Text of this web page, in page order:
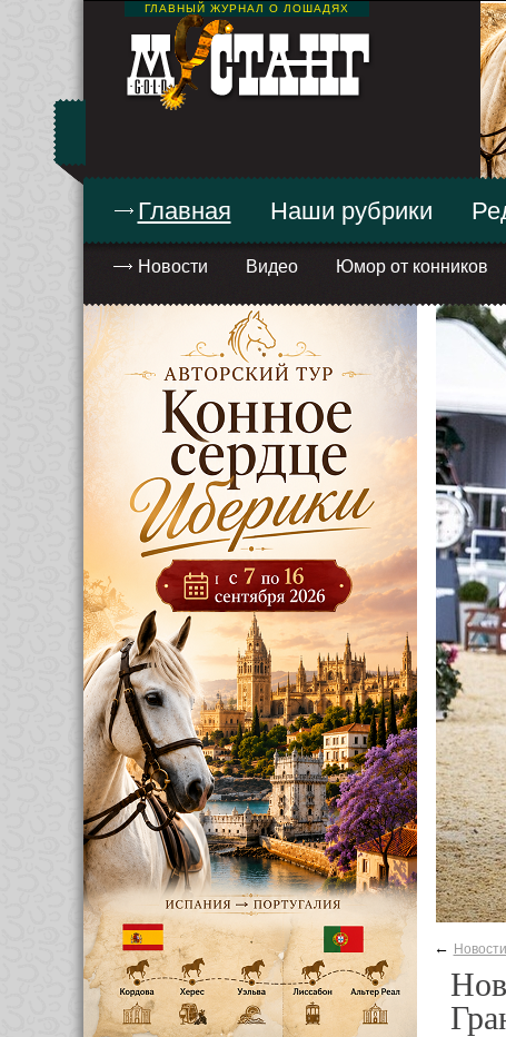
ГЛАВНЫЙ ЖУРНАЛ О ЛОШАДЯХ
Главная
Новости Видео Юмор от конников
Наши рубрики
← Новости